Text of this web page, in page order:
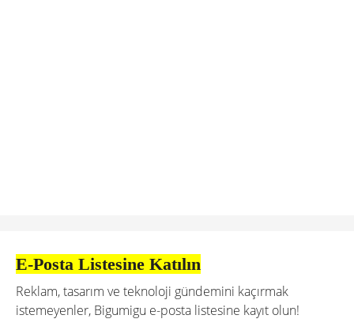
E-Posta Listesine Katılın
Reklam, tasarım ve teknoloji gündemini kaçırmak
istemeyenler, Bigumigu e-posta listesine kayıt olun!